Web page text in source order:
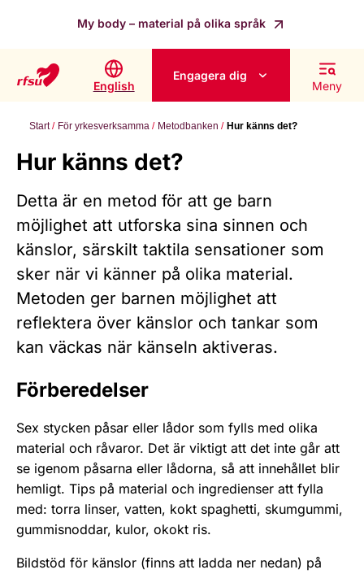
My body – material på olika språk
English
Engagera dig
Meny
Start För yrkesverksamma Metodbanken Hur känns det?
Hur känns det?
Detta är en metod för att ge barn
möjlighet att utforska sina sinnen och
känslor, särskilt taktila sensationer som
sker när vi känner på olika material.
Metoden ger barnen möjlighet att
reflektera över känslor och tankar som
kan väckas när känseln aktiveras.
Förberedelser
Sex stycken påsar eller lådor som fylls med olika
material och råvaror. Det är viktigt att det inte går att
se igenom påsarna eller lådorna, så att innehållet blir
hemligt. Tips på material och ingredienser att fylla
med: torra linser, vatten, kokt spaghetti, skumgummi,
gummisnoddar, kulor, okokt ris.
Bildstöd för känslor (finns att ladda ner nedan) på